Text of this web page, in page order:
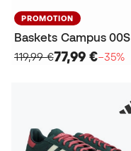
PROMOTION
Baskets Campus 00S
119,99 €77,99 €−35%